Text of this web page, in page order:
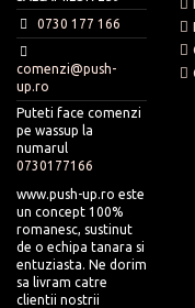
Marime nepotrivita
Renuntare la produs -
*Costul de retur se refera la
de la client catre Push-
up.ro catre client (in cazul
sau a avut un defect).
Valoarea produsului
dumneavoastra in
Va invitam sa va faceti
conduita exemplara.
0730 177 166
comenzi@push-
up.ro
Puteti face comenzi
pe wassup la
numarul
0730177166
www.push-up.ro este
un concept 100%
romanesc, sustinut
de o echipa tanara si
entuziasta. Ne dorim
sa livram catre
clientii nostrii